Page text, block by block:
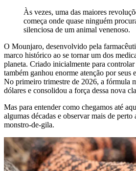
Às vezes, uma das maiores
começa onde quase ninguém
silenciosa de um animal venenoso.
O Mounjaro, desenvolvido pela
marco histórico ao se tornar um dos
planeta. Criado inicialmente para
também ganhou enorme atenção por seus
No primeiro trimestre de 2026, a fórmula
dólares e consolidou a força dessa nova
Mas para entender como chegamos até
algumas décadas e observar mais de
monstro-de-gila.